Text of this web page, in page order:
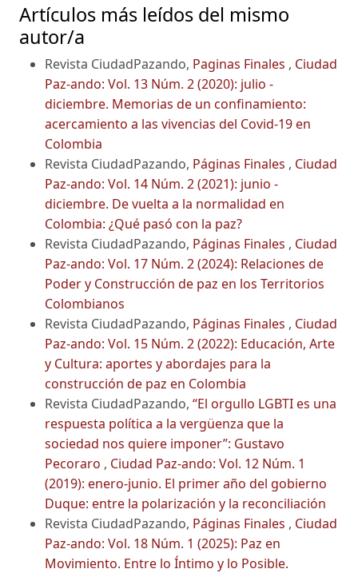
Artículos más leídos del mismo
autor/a
Revista CiudadPazando, Paginas Finales , Ciudad
Paz-ando: Vol. 13 Núm. 2 (2020): julio -
diciembre. Memorias de un confinamiento:
acercamiento a las vivencias del Covid-19 en
Colombia
Revista CiudadPazando, Páginas Finales , Ciudad
Paz-ando: Vol. 14 Núm. 2 (2021): junio -
diciembre. De vuelta a la normalidad en
Colombia: ¿Qué pasó con la paz?
Revista CiudadPazando, Páginas Finales , Ciudad
Paz-ando: Vol. 17 Núm. 2 (2024): Relaciones de
Poder y Construcción de paz en los Territorios
Colombianos
Revista CiudadPazando, Páginas Finales , Ciudad
Paz-ando: Vol. 15 Núm. 2 (2022): Educación, Arte
y Cultura: aportes y abordajes para la
construcción de paz en Colombia
Revista CiudadPazando, “El orgullo LGBTI es una
respuesta política a la vergüenza que la
sociedad nos quiere imponer”: Gustavo
Pecoraro , Ciudad Paz-ando: Vol. 12 Núm. 1
(2019): enero-junio. El primer año del gobierno
Duque: entre la polarización y la reconciliación
Revista CiudadPazando, Páginas Finales , Ciudad
Paz-ando: Vol. 18 Núm. 1 (2025): Paz en
Movimiento. Entre lo Íntimo y lo Posible.